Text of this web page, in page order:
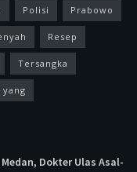
Polisi Prabowo
Resep
Tersangka
yang
Dokter Ulas Asal-